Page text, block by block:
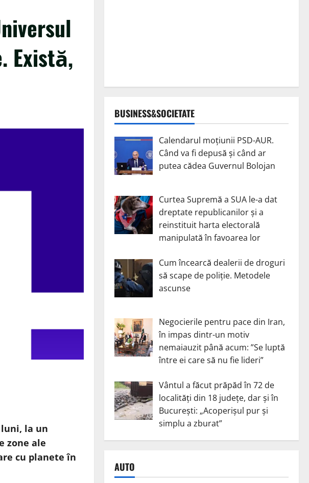
Există,
la un
zone ale
cu planete în
BUSINESS&SOCIETATE
Calendarul moțiunii PSD-AUR.
Când va fi depusă și când ar
putea cădea Guvernul Bolojan
Curtea Supremă a SUA le-a dat
dreptate republicanilor și a
reinstituit harta electorală
manipulată în favoarea lor
Cum încearcă dealerii de droguri
să scape de poliție. Metodele
ascunse
Negocierile pentru pace din Iran,
în impas dintr-un motiv
nemaiauzit până acum: ”Se luptă
între ei care să nu fie lideri”
Vântul a făcut prăpăd în 72 de
localități din 18 județe, dar și în
București: „Acoperișul pur și
simplu a zburat”
AUTO